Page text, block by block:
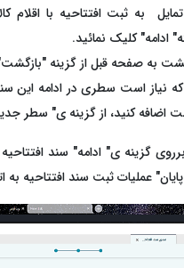
به ثبت افتتاحیه با اقلام
ادامه" کلیک نمائید.
به صفحه قبل از گزینه "بازگشت"
نیاز است سطری در ادامه این سند
اضافه کنید، از گزینه ی" سطر
گزینه ی" ادامه" سند
عملیات ثبت سند افتتاحیه به